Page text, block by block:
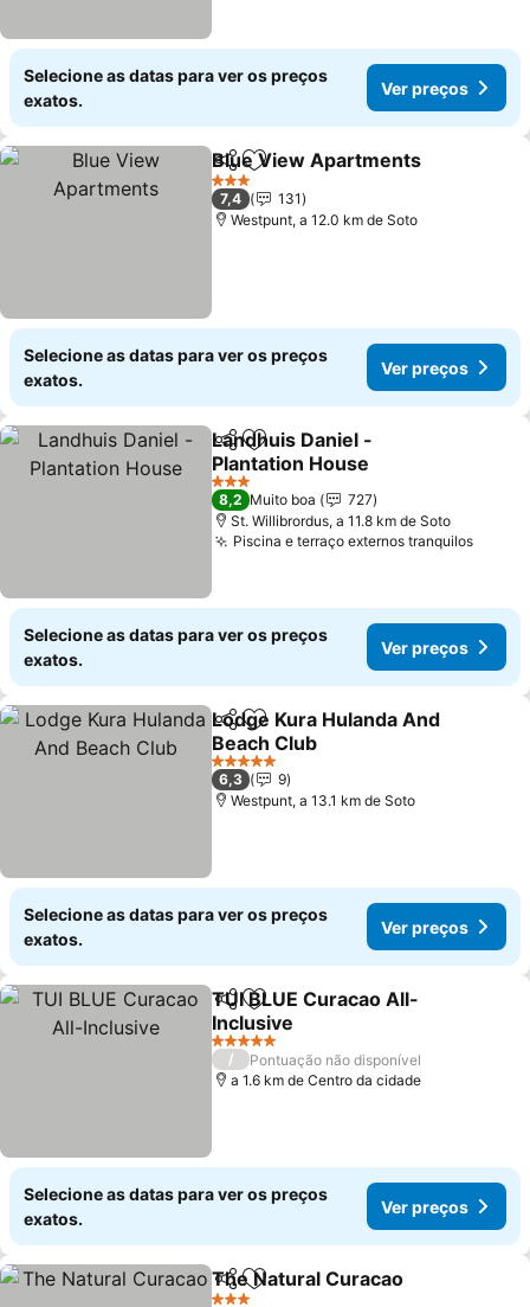
Selecione as datas para ver os preços
exatos.
Ver preços
PartilharAdicionar aos favoritos
Blue View Apartments
3 Estrelas
7,4
131
Westpunt, a 12.0 km de Soto
Selecione as datas para ver os preços
exatos.
Ver preços
PartilharAdicionar aos favoritos
Landhuis Daniel -
Plantation House
3 Estrelas
8,2 Muito boa
727
St. Willibrordus, a 11.8 km de Soto
Piscina e terraço externos tranquilos
Selecione as datas para ver os preços
exatos.
Ver preços
PartilharAdicionar aos favoritos
Lodge Kura Hulanda And
Beach Club
5 Estrelas
6,3
9
Westpunt, a 13.1 km de Soto
Selecione as datas para ver os preços
exatos.
Ver preços
PartilharAdicionar aos favoritos
TUI BLUE Curacao All-
Inclusive
5 Estrelas
/
Pontuação não disponível
a 1.6 km de Centro da cidade
Selecione as datas para ver os preços
exatos.
Ver preços
PartilharAdicionar aos favoritos
The Natural Curacao